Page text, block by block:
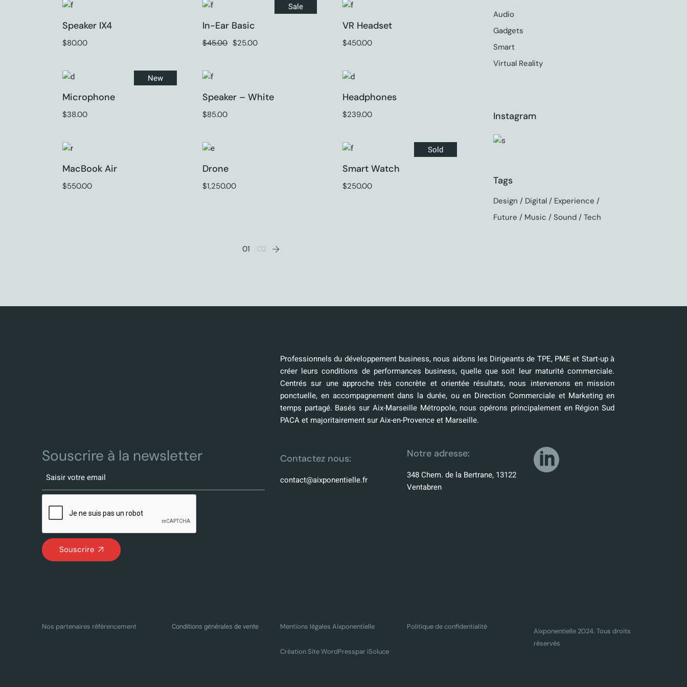
Speaker IX4
$80.00
Sale
In-Ear Basic
$45.00
Le
était :
$45.00.
$25.00
Le
est :
$25.00.
VR Headset
$450.00
New
Microphone
$38.00
Speaker – White
$85.00
Headphones
$239.00
MacBook Air
$550.00
Drone
$1,250.00
Sold
Smart Watch
$250.00
01 02
Audio
Gadgets
Smart
Virtual Reality
Instagram
Tags
Design Digital
Experience
Future
Music Sound Tech
Professionnels du développement business, nous aidons les Dirigeants de TPE, PME et Start-up à
créer leurs conditions de performances business, quelle que soit leur maturité commerciale.
Centrés sur une approche très concrète et orientée résultats, nous intervenons en mission
ponctuelle, en accompagnement dans la durée, ou en Direction Commerciale et Marketing en
temps partagé. Basés sur Aix-Marseille Métropole, nous opérons principalement en Région Sud
PACA et majoritairement sur Aix-en-Provence et Marseille.
Souscrire à la newsletter
Souscrire
Contactez nous:
contact@aixponentielle.fr
Notre adresse:
348 Chem. de la Bertrane, 13122
Ventabren
Nos partenaires référencement Conditions générales de vente Mentions légales Aixponentielle
Création Site WordPresspar iSoluce
Politique de confidentialité
Aixponentielle 2024. Tous droits
réservés